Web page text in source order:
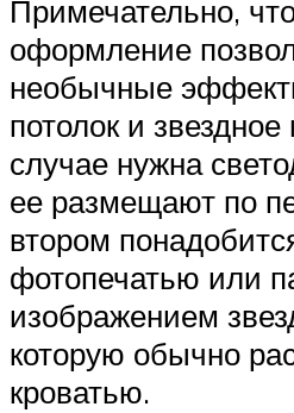
Примечательно,
оформление
необычные
потолок и
случае нужна
ее размещают по
втором
фотопечатью или
изображением
которую обычно
кроватью.